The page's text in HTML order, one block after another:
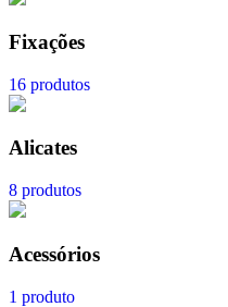
Fixações
16 produtos
Alicates
8 produtos
Acessórios
1 produto